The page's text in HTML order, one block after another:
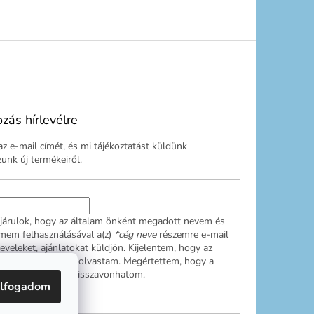
hírlevélre
e-mail címét, és mi tájékoztatást küldünk
új termékeiről.
hogy az általam önként megadott nevem és
felhasználásával a(z) *cég neverészemre e-mail
ajánlatokat küldjön. Kijelentem, hogy az
elolvastam. Megértettem, hogy a
bármikor visszavonhatom.